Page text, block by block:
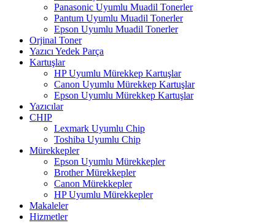
Panasonic Uyumlu Muadil Tonerler
Pantum Uyumlu Muadil Tonerler
Epson Uyumlu Muadil Tonerler
Orjinal Toner
Yazıcı Yedek Parça
Kartuşlar
HP Uyumlu Mürekkep Kartuşlar
Canon Uyumlu Mürekkep Kartuşlar
Epson Uyumlu Mürekkep Kartuşlar
Yazıcılar
CHIP
Lexmark Uyumlu Chip
Toshiba Uyumlu Chip
Mürekkepler
Epson Uyumlu Mürekkepler
Brother Mürekkepler
Canon Mürekkepler
HP Uyumlu Mürekkepler
Makaleler
Hizmetler